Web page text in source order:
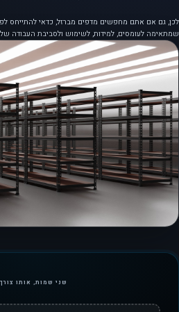
לכן, גם אם אתם מחפשים מדפים מברזל, כדאי להתייחס
שמתאימה לעומסים, למידות, לשימוש ולסביבת העבודה
שני שמות, אותו צורך